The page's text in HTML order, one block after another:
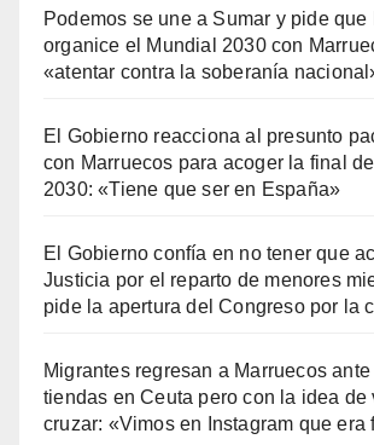
Podemos se une a Sumar y pide que
organice el Mundial 2030 con
«atentar contra la soberanía
El Gobierno reacciona al presunto
con Marruecos para acoger la final
2030: «Tiene que ser en España»
El Gobierno confía en no tener que
Justicia por el reparto de menores
pide la apertura del Congreso por la
Migrantes regresan a Marruecos
tiendas en Ceuta pero con la idea de
cruzar: «Vimos en Instagram que era